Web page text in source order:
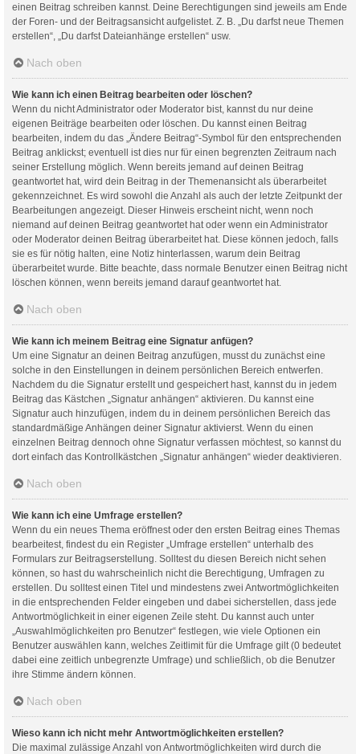
einen Beitrag schreiben kannst. Deine Berechtigungen sind jeweils am Ende
der Foren- und der Beitragsansicht aufgelistet. Z. B. „Du darfst neue Themen
erstellen“, „Du darfst Dateianhänge erstellen“ usw.
Nach oben
Wie kann ich einen Beitrag bearbeiten oder löschen?
Wenn du nicht Administrator oder Moderator bist, kannst du nur deine
eigenen Beiträge bearbeiten oder löschen. Du kannst einen Beitrag
bearbeiten, indem du das „Ändere Beitrag“-Symbol für den entsprechenden
Beitrag anklickst; eventuell ist dies nur für einen begrenzten Zeitraum nach
seiner Erstellung möglich. Wenn bereits jemand auf deinen Beitrag
geantwortet hat, wird dein Beitrag in der Themenansicht als überarbeitet
gekennzeichnet. Es wird sowohl die Anzahl als auch der letzte Zeitpunkt der
Bearbeitungen angezeigt. Dieser Hinweis erscheint nicht, wenn noch
niemand auf deinen Beitrag geantwortet hat oder wenn ein Administrator
oder Moderator deinen Beitrag überarbeitet hat. Diese können jedoch, falls
sie es für nötig halten, eine Notiz hinterlassen, warum dein Beitrag
überarbeitet wurde. Bitte beachte, dass normale Benutzer einen Beitrag nicht
löschen können, wenn bereits jemand darauf geantwortet hat.
Nach oben
Wie kann ich meinem Beitrag eine Signatur anfügen?
Um eine Signatur an deinen Beitrag anzufügen, musst du zunächst eine
solche in den Einstellungen in deinem persönlichen Bereich entwerfen.
Nachdem du die Signatur erstellt und gespeichert hast, kannst du in jedem
Beitrag das Kästchen „Signatur anhängen“ aktivieren. Du kannst eine
Signatur auch hinzufügen, indem du in deinem persönlichen Bereich das
standardmäßige Anhängen deiner Signatur aktivierst. Wenn du einen
einzelnen Beitrag dennoch ohne Signatur verfassen möchtest, so kannst du
dort einfach das Kontrollkästchen „Signatur anhängen“ wieder deaktivieren.
Nach oben
Wie kann ich eine Umfrage erstellen?
Wenn du ein neues Thema eröffnest oder den ersten Beitrag eines Themas
bearbeitest, findest du ein Register „Umfrage erstellen“ unterhalb des
Formulars zur Beitragserstellung. Solltest du diesen Bereich nicht sehen
können, so hast du wahrscheinlich nicht die Berechtigung, Umfragen zu
erstellen. Du solltest einen Titel und mindestens zwei Antwortmöglichkeiten
in die entsprechenden Felder eingeben und dabei sicherstellen, dass jede
Antwortmöglichkeit in einer eigenen Zeile steht. Du kannst auch unter
„Auswahlmöglichkeiten pro Benutzer“ festlegen, wie viele Optionen ein
Benutzer auswählen kann, welches Zeitlimit für die Umfrage gilt (0 bedeutet
dabei eine zeitlich unbegrenzte Umfrage) und schließlich, ob die Benutzer
ihre Stimme ändern können.
Nach oben
Wieso kann ich nicht mehr Antwortmöglichkeiten erstellen?
Die maximal zulässige Anzahl von Antwortmöglichkeiten wird durch die